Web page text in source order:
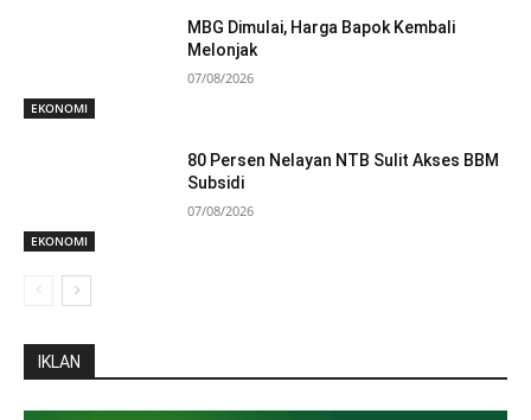
EKONOMI
MBG Dimulai, Harga Bapok Kembali
Melonjak
07/08/2026
EKONOMI
80 Persen Nelayan NTB Sulit Akses BBM
Subsidi
07/08/2026
IKLAN